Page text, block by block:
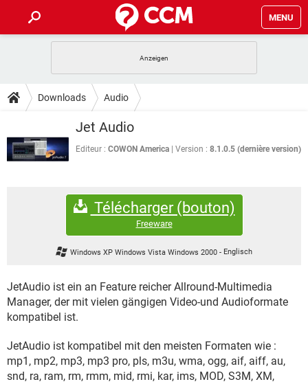
MENU
ANDROID
WHATSAPP TIKTOK
TIPPS & TRICKS
SPIELE
ANDROID
WINDOWS 10
HARDWARE
SPIELE STREAMING
INSTAGRAM
TIKTOK
FORUM
IOS
INSTAGRAM
WHATSAPP TIKTOK
STREAMING
WHATSAPP TIKTOK
FACEBOOK
Downloads Audio
Jet Audio
Editeur : COWON America Version : 8.1.0.5 (dernière version)
Télécharger (bouton)
Freeware
Windows XP Windows Vista Windows 2000 - Englisch
JetAudio ist ein an Feature reicher Allround-Multimedia
Manager, der mit vielen gängigen Video-und Audioformate
kompatibel ist.
JetAudio ist kompatibel mit den meisten Formaten wie :
mp1, mp2, mp3, mp3 pro, pls, m3u, wma, ogg, aif, aiff, au,
snd, ra, ram, rm, rmm, mid, rmi, kar, ims, MOD, S3M, XM,